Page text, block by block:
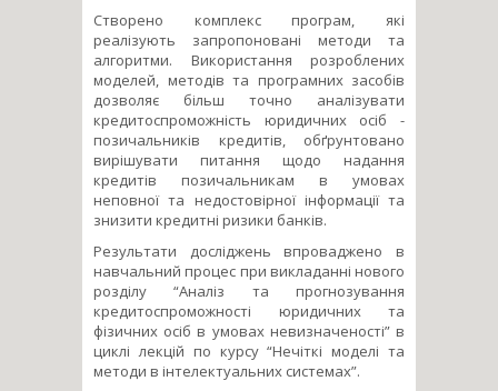
Створено комплекс програм, які
реалізують запропоновані методи та
алгоритми. Використання розроблених
моделей, методів та програмних засобів
дозволяє більш точно аналізувати
кредитоспроможність юридичних осіб -
позичальників кредитів, обґрунтовано
вирішувати питання щодо надання
кредитів позичальникам в умовах
неповної та недостовірної інформації та
знизити кредитні ризики банків.
Результати досліджень впроваджено в
навчальний процес при викладанні нового
розділу “Аналіз та прогнозування
кредитоспроможності юридичних та
фізичних осіб в умовах невизначеності” в
циклі лекцій по курсу “Нечіткі моделі та
методи в інтелектуальних системах”.